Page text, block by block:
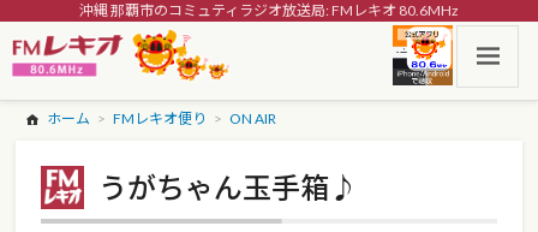
沖縄 那覇市のコミュティラジオ放送局: FMレキオ 80.6MHz
ホーム FMレキオ便り ON AIR
うがちゃん玉手箱♪